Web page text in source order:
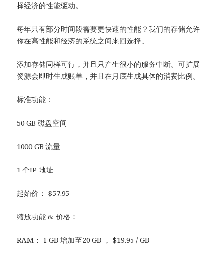
择经济的性能驱动。
每年只有部分时间段需要更快速的性能？我们的存储允许
你在高性能和经济的系统之间来回选择。
添加存储同样可行，并且只产生很小的服务中断。可扩展
资源会即时生成账单，并且在月底生成具体的消费比例。
标准功能：
50 GB 磁盘空间
1000 GB 流量
1 个IP 地址
起始价： $57.95
缩放功能 & 价格：
RAM： 1 GB 增加至20 GB ， $19.95 / GB